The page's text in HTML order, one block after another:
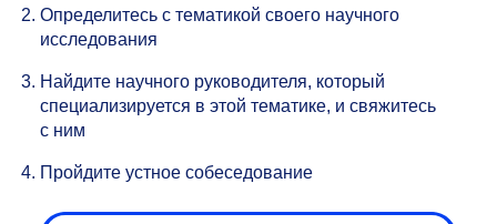
Определитесь с тематикой своего научного
исследования
Найдите научного руководителя, который
специализируется в этой тематике, и свяжитесь
с ним
Пройдите устное собеседование